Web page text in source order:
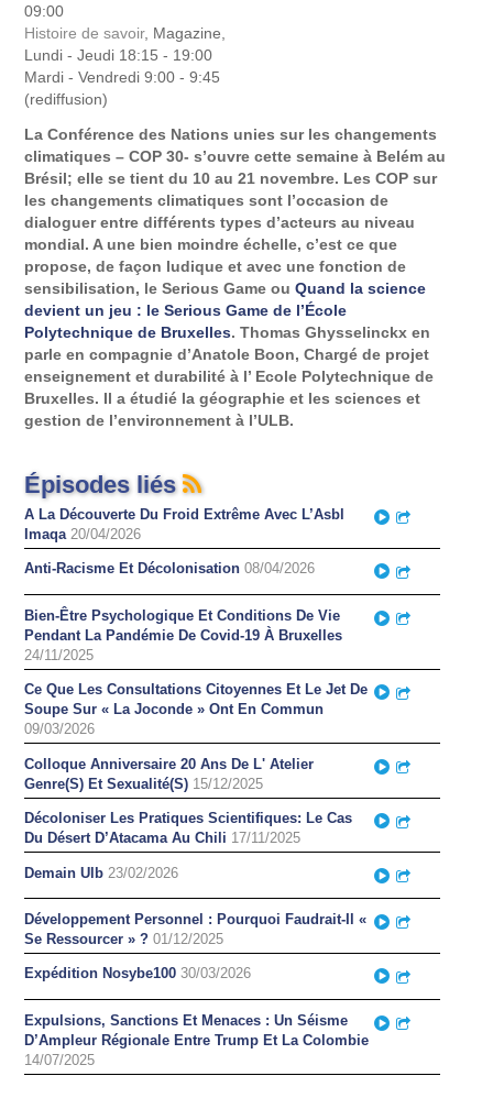
09:00
Histoire de savoir, Magazine,
Lundi - Jeudi 18:15 - 19:00
Mardi - Vendredi 9:00 - 9:45
(rediffusion)
La Conférence des Nations unies sur les changements
climatiques – COP 30- s’ouvre cette semaine à Belém au
Brésil; elle se tient du 10 au 21 novembre. Les COP sur
les changements climatiques sont l’occasion de
dialoguer entre différents types d’acteurs au niveau
mondial. A une bien moindre échelle, c’est ce que
propose, de façon ludique et avec une fonction de
sensibilisation, le Serious Game ouQuand la science
devient un jeu : le Serious Game de l’École
Polytechnique de Bruxelles. Thomas Ghysselinckx en
parle en compagnie d’Anatole Boon, Chargé de projet
enseignement et durabilité à l’ Ecole Polytechnique de
Bruxelles. Il a étudié la géographie et les sciences et
gestion de l’environnement à l’ULB.
Épisodes liés
A La Découverte Du Froid Extrême Avec L’Asbl
Imaqa 20/04/2026
Play
Anti-Racisme Et Décolonisation 08/04/2026 Play
Bien-Être Psychologique Et Conditions De Vie
Pendant La Pandémie De Covid-19 À Bruxelles
24/11/2025
Play
Ce Que Les Consultations Citoyennes Et Le Jet De
Soupe Sur « La Joconde » Ont En Commun
09/03/2026
Play
Colloque Anniversaire 20 Ans De L' Atelier
Genre(S) Et Sexualité(S) 15/12/2025
Play
Décoloniser Les Pratiques Scientifiques: Le Cas
Du Désert D’Atacama Au Chili 17/11/2025
Play
Demain Ulb 23/02/2026 Play
Développement Personnel : Pourquoi Faudrait-Il «
Se Ressourcer » ? 01/12/2025
Play
Expédition Nosybe100 30/03/2026 Play
Expulsions, Sanctions Et Menaces : Un Séisme
D’Ampleur Régionale Entre Trump Et La Colombie
14/07/2025
Play